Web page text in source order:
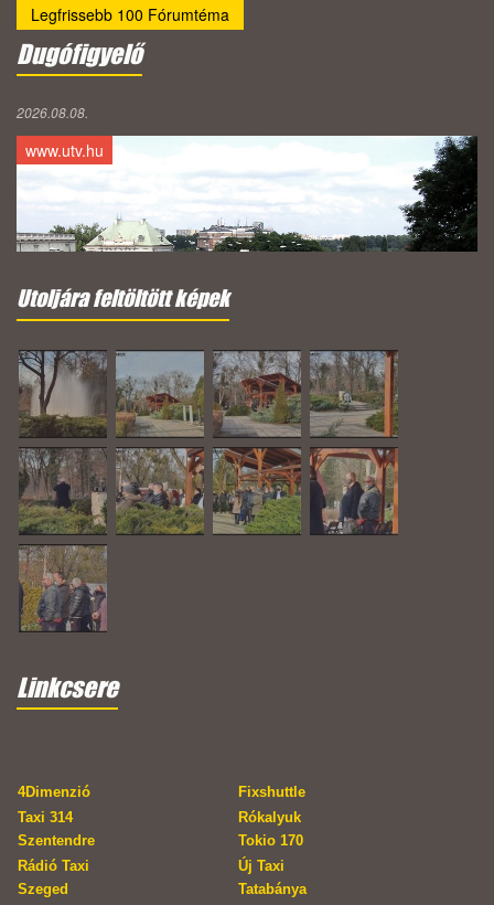
Legfrissebb 100 Fórumtéma
Dugófigyelő
2026.08.08.
www.utv.hu
Utoljára feltöltött képek
Linkcsere
4Dimenzió
Fixshuttle
Taxi 314
Szentendre
Rókalyuk
Tokio 170
Rádió Taxi
Szeged
Új Taxi
Tatabánya